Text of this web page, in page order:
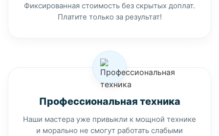
Фиксированная стоимость без скрытых доплат.
Платите только за результат!
Профессиональная техника
Наши мастера уже привыкли к мощной технике
и морально не смогут работать слабыми